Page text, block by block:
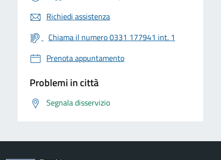
Richiedi assistenza
Chiama il numero 0331 177941 int. 1
Prenota appuntamento
Problemi in città
Segnala disservizio